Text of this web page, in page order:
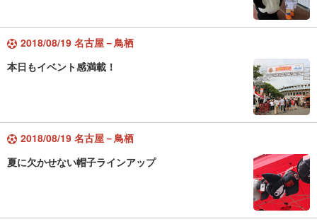
2018/08/19 名古屋－鳥栖
本日もイベント感満載！
2018/08/19 名古屋－鳥栖
夏に欠かせない帽子ラインアップ